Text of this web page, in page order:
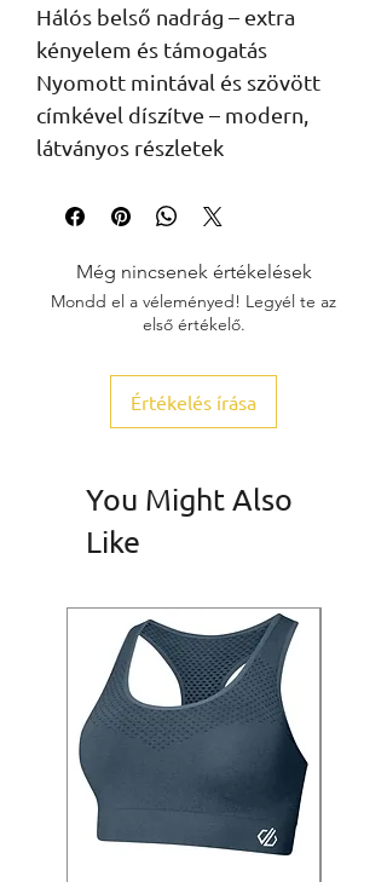
Hálós belső nadrág – extra
kényelem és támogatás
Nyomott mintával és szövött
címkével díszítve – modern,
látványos részletek
Még nincsenek értékelések
Mondd el a véleményed! Legyél te az
első értékelő.
Értékelés írása
You Might Also
Like